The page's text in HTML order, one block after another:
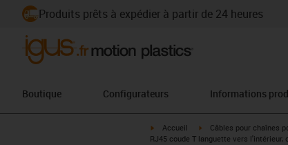
Produits prêts à expédier à partir de 24 heures
Boutique Configurateurs Informations
igus-icon-arrow-right
Accueil igus-icon-arrow-right
Câbles pour chaînes
RJ45 coude T languette vers l'intérieur,